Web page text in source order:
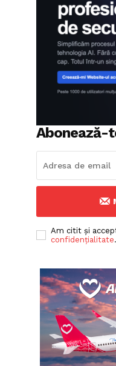
Abonează-
Am citit și
confidențialitate.